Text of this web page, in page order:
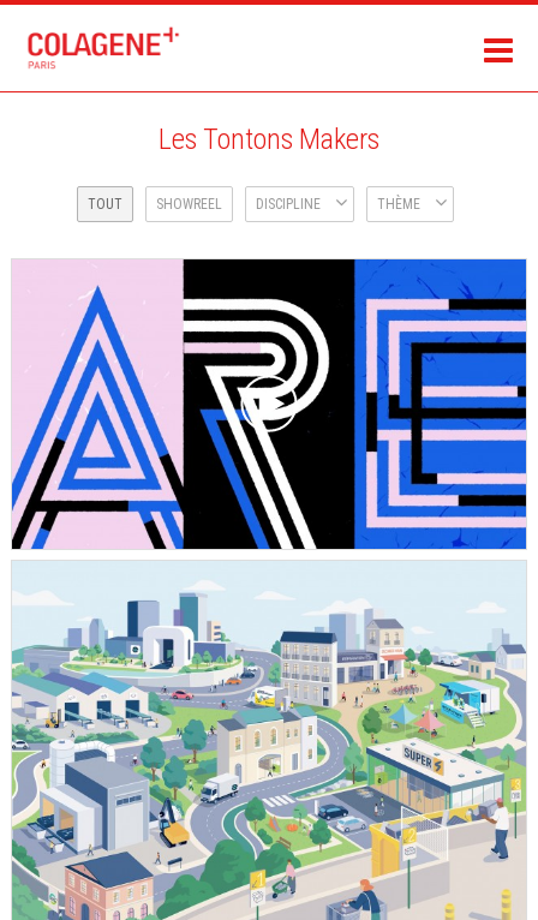
Les Tontons Makers
TOUT SHOWREEL DISCIPLINE THÈME